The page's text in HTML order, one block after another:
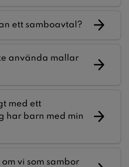
ett samboavtal?
använda mallar
med ett
har barn med min
vi som sambor